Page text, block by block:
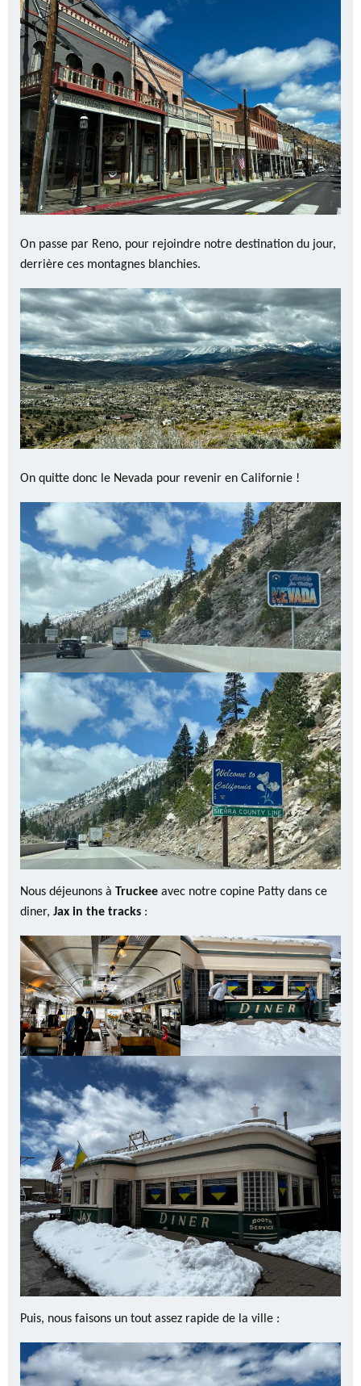
On passe par Reno, pour rejoindre notre destination du jour,
derrière ces montagnes blanchies.
On quitte donc le Nevada pour revenir en Californie !
Nous déjeunons à Truckee avec notre copine Patty dans ce
diner, Jax in the tracks :
Puis, nous faisons un tout assez rapide de la ville :